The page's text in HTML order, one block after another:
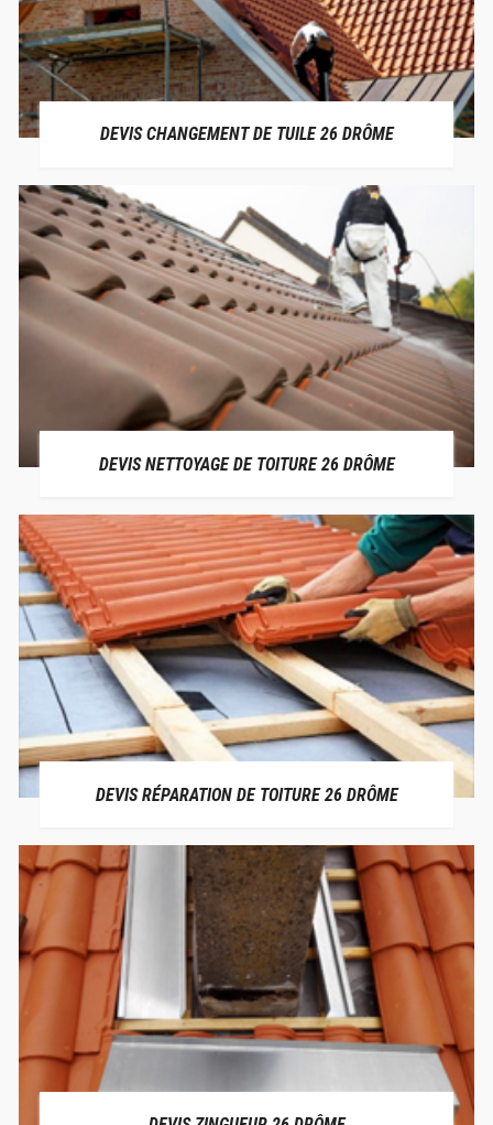
DEVIS CHANGEMENT DE TUILE 26 DRÔME
DEVIS NETTOYAGE DE TOITURE 26 DRÔME
DEVIS RÉPARATION DE TOITURE 26 DRÔME